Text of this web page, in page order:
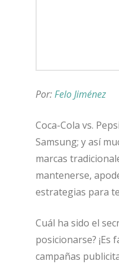
Por:Felo Jiménez
Coca-Cola vs.
Samsung; y así
marcas
mantenerse,
estrategias para
Cuál ha sido el
posicionarse?
campañas